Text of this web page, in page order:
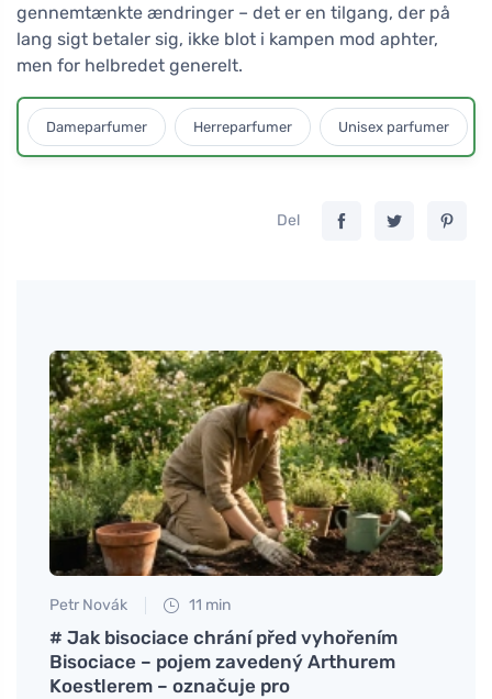
gennemtænkte ændringer – det er en tilgang, der på
lang sigt betaler sig, ikke blot i kampen mod aphter,
men for helbredet generelt.
Dameparfumer Herreparfumer Unisex parfumer
Del
Petr Novák 11 min
# Jak bisociace chrání před vyhořením
Bisociace – pojem zavedený Arthurem
Koestlerem – označuje pro